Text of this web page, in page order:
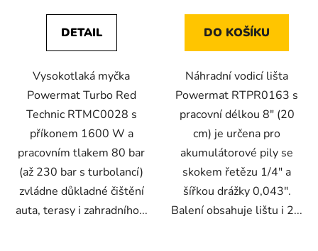
DETAIL
Vysokotlaká myčka
Powermat Turbo Red
Technic RTMC0028 s
příkonem 1600 W a
pracovním tlakem 80 bar
(až 230 bar s turbolancí)
zvládne důkladné čištění
auta, terasy i zahradního...
DO KOŠÍKU
Náhradní vodicí lišta
Powermat RTPR0163 s
pracovní délkou 8" (20
cm) je určena pro
akumulátorové pily se
skokem řetězu 1/4" a
šířkou drážky 0,043".
Balení obsahuje lištu i 2...